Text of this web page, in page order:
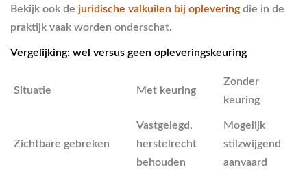
Bekijk ook de juridische valkuilen bij oplevering die in de
praktijk vaak worden onderschat.
Vergelijking: wel versus geen opleveringskeuring
Situatie Met keuring
Zonder
keuring
Zichtbare gebreken
Vastgelegd,
herstelrecht
behouden
Mogelijk
stilzwijgend
aanvaard